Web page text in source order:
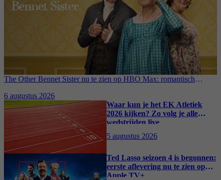
The Other Bennet Sister nu te zien op HBO Max: romantisch
6 augustus 2026
Waar kun je het EK Atletiek
2026 kijken? Zo volg je alle
wedstrijden live
5 augustus 2026
Ted Lasso seizoen 4 is begonnen:
eerste aflevering nu te zien op
Apple TV+